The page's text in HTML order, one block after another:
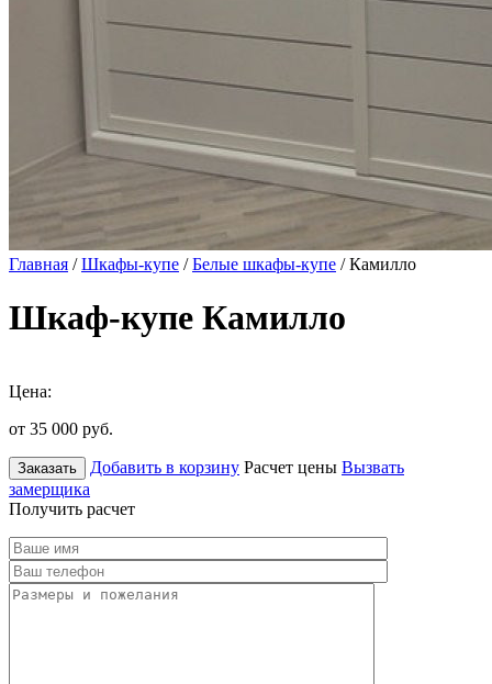
Главная /Шкафы-купе /Белые шкафы-купе / Камилло
Шкаф-купе Камилло
Цена:
от 35 000 руб.
Заказать Добавить в корзину Расчет цены Вызвать
замерщика
Получить расчет